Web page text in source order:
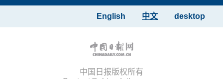
desktop
中文
English
中国日报版权所有